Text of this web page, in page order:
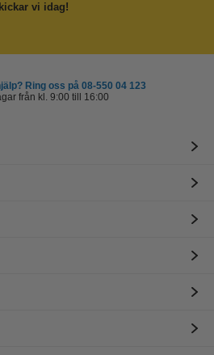
vi idag!
Ring oss på 08-550 04 123
från kl. 9:00 till 16:00